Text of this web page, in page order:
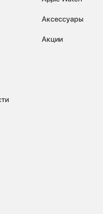
Аксессуары
Акции